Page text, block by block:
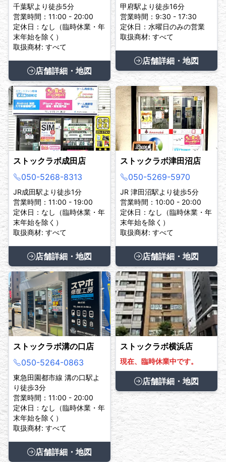
千葉駅より徒歩5分
営業時間：11:00 - 20:00
定休日：なし（臨時休業・年
末年始を除く）
取扱商材: すべて
店舗詳細・地図
甲府駅より徒歩16分
営業時間：9:30 - 17:30
定休日：水曜日のみの営業
取扱商材: すべて
店舗詳細・地図
ストックラボ成田店
050-5268-8313
JR成田駅より徒歩1分
営業時間：11:00 - 19:00
定休日：なし（臨時休業・年
末年始を除く）
取扱商材: すべて
店舗詳細・地図
ストックラボ津田沼店
050-5269-5970
JR 津田沼駅より徒歩5分
営業時間：10:00 - 20:00
定休日：なし（臨時休業・年
末年始を除く）
取扱商材: すべて
店舗詳細・地図
ストックラボ溝の口店
050-5264-0863
東急田園都市線 溝の口駅よ
り徒歩3分
営業時間：11:00 - 20:00
定休日：なし（臨時休業・年
末年始を除く）
取扱商材: すべて
店舗詳細・地図
ストックラボ横浜店
現在、臨時休業中です。
店舗詳細・地図